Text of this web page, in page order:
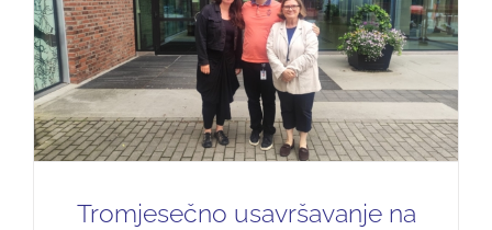
Tromjesečno usavršavanje na